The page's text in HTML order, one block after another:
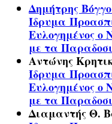
Δημήτρης
Ίδρυμα
Ευλογημένος ο
με τα
Αντώνης
Ίδρυμα
Ευλογημένος ο
με τα
Διαμαντής Θ.